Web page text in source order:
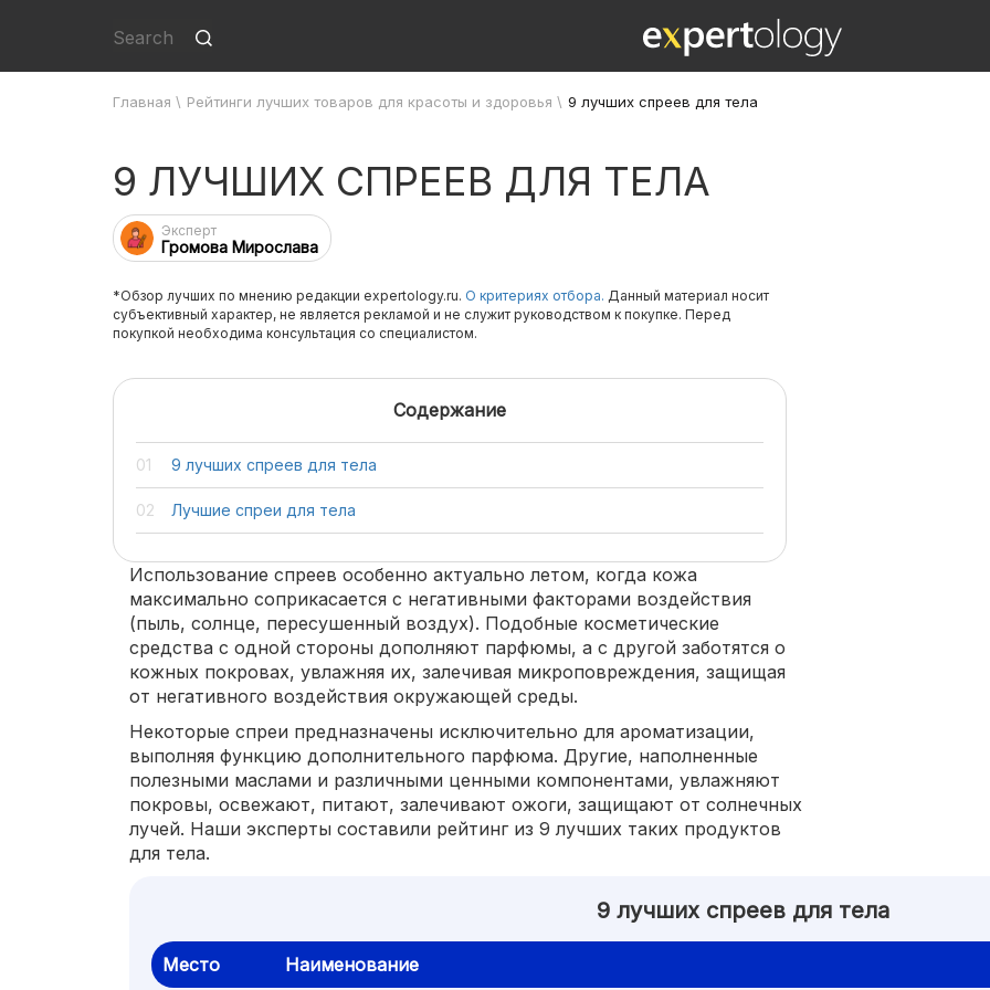
Главная \ Рейтинги лучших товаров для красоты и здоровья \ 9 лучших спреев для тела
9 ЛУЧШИХ СПРЕЕВ ДЛЯ ТЕЛА
Эксперт
Громова Мирослава
*Обзор лучших по мнению редакции expertology.ru. О критериях отбора. Данный материал носит
субъективный характер, не является рекламой и не служит руководством к покупке. Перед
покупкой необходима консультация со специалистом.
Содержание
9 лучших спреев для тела
Лучшие спреи для тела
Использование спреев особенно актуально летом, когда кожа
максимально соприкасается с негативными факторами воздействия
(пыль, солнце, пересушенный воздух). Подобные косметические
средства с одной стороны дополняют парфюмы, а с другой заботятся о
кожных покровах, увлажняя их, залечивая микроповреждения, защищая
от негативного воздействия окружающей среды.
Некоторые спреи предназначены исключительно для ароматизации,
выполняя функцию дополнительного парфюма. Другие, наполненные
полезными маслами и различными ценными компонентами, увлажняют
покровы, освежают, питают, залечивают ожоги, защищают от солнечных
лучей. Наши эксперты составили рейтинг из 9 лучших таких продуктов
для тела.
9 лучших спреев для тела
Место Наименование